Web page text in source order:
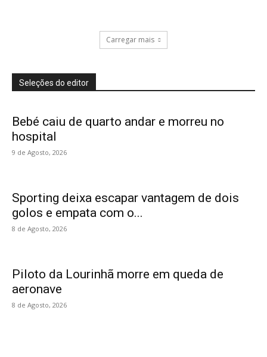
Carregar mais
Seleções do editor
Bebé caiu de quarto andar e morreu no
hospital
9 de Agosto, 2026
Sporting deixa escapar vantagem de dois
golos e empata com o...
8 de Agosto, 2026
Piloto da Lourinhã morre em queda de
aeronave
8 de Agosto, 2026